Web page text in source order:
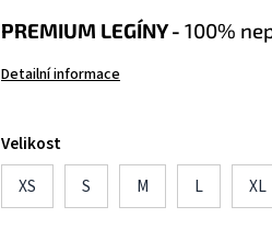
PREMIUM LEGÍNY -100%
Detailní informace
Velikost
XS
S M L XL